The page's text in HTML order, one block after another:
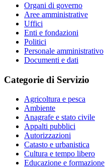
Organi di governo
Aree amministrative
Uffici
Enti e fondazioni
Politici
Personale amministrativo
Documenti e dati
Categorie di Servizio
Agricoltura e pesca
Ambiente
Anagrafe e stato civile
Appalti pubblici
Autorizzazioni
Catasto e urbanistica
Cultura e tempo libero
Educazione e formazione